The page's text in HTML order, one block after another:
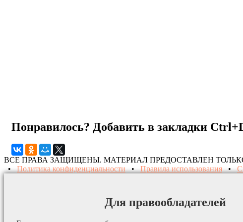
Понравилось? Добавить в закладки
ВСЕ ПРАВА ЗАЩИЩЕНЫ. МАТЕРИАЛ ПРЕДОСТАВЛЕН
•Политика конфиденциальности•Правила использования•
Для правообладателей